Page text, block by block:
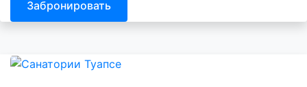
Забронировать